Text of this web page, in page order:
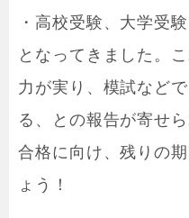
・高校受験、大学受
となってきました。
力が実り、模試など
る、との報告が寄せ
合格に向け、残りの
ょう！